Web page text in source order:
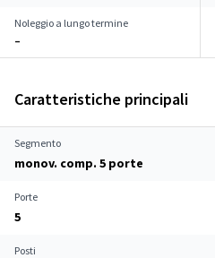
Noleggio a lungo termine
–
Caratteristiche principali
Segmento
monov. comp. 5 porte
Porte
5
Posti